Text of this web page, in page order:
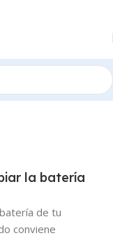
la batería
de tu
conviene